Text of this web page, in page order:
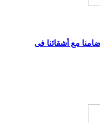
مع أشقائنا فى